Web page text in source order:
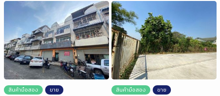
สินค้ามือสอง ขาย สินค้ามือสอง ขาย